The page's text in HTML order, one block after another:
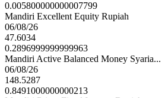
0.005800000000007799
Mandiri Excellent Equity Rupiah
06/08/26
47.6034
0.2896999999999963
Mandiri Active Balanced Money Syaria...
06/08/26
148.5287
0.8491000000000213